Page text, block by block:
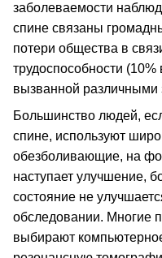
заболеваемости
спине связаны
потери общества в
трудоспособности (10%
вызванной различными
Большинство людей,
спине, используют
обезболивающие, на
наступает улучшение,
состояние не
обследовании. Многие
выбирают